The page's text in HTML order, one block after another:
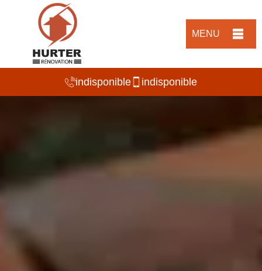
MENU
indisponible indisponible